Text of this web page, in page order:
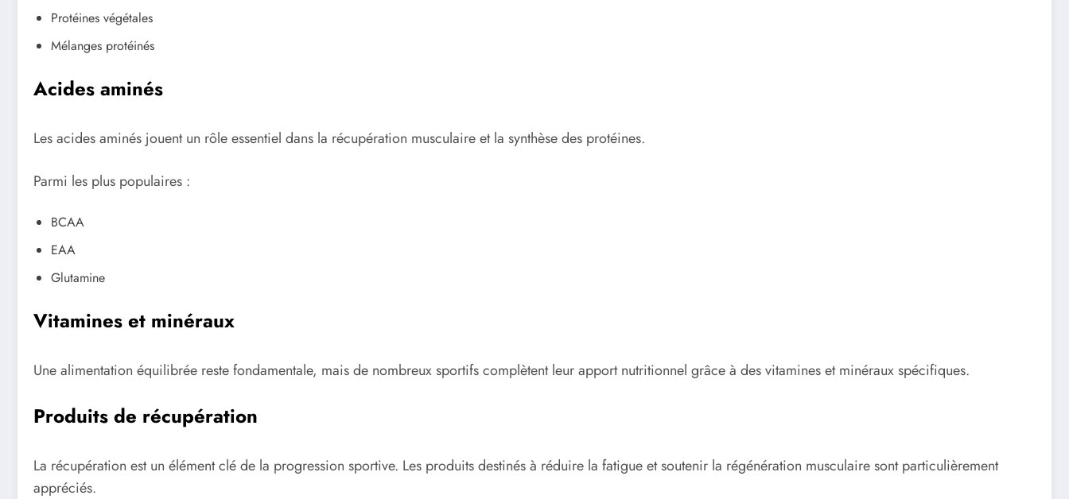
Protéines végétales
Mélanges protéinés
Acides aminés
Les acides aminés jouent un rôle essentiel dans la récupération musculaire et la synthèse des protéines.
Parmi les plus populaires :
BCAA
EAA
Glutamine
Vitamines et minéraux
Une alimentation équilibrée reste fondamentale, mais de nombreux sportifs complètent leur apport nutritionnel grâce à des vitamines et minéraux spécifiques.
Produits de récupération
La récupération est un élément clé de la progression sportive. Les produits destinés à réduire la fatigue et soutenir la régénération musculaire sont particulièrement
appréciés.